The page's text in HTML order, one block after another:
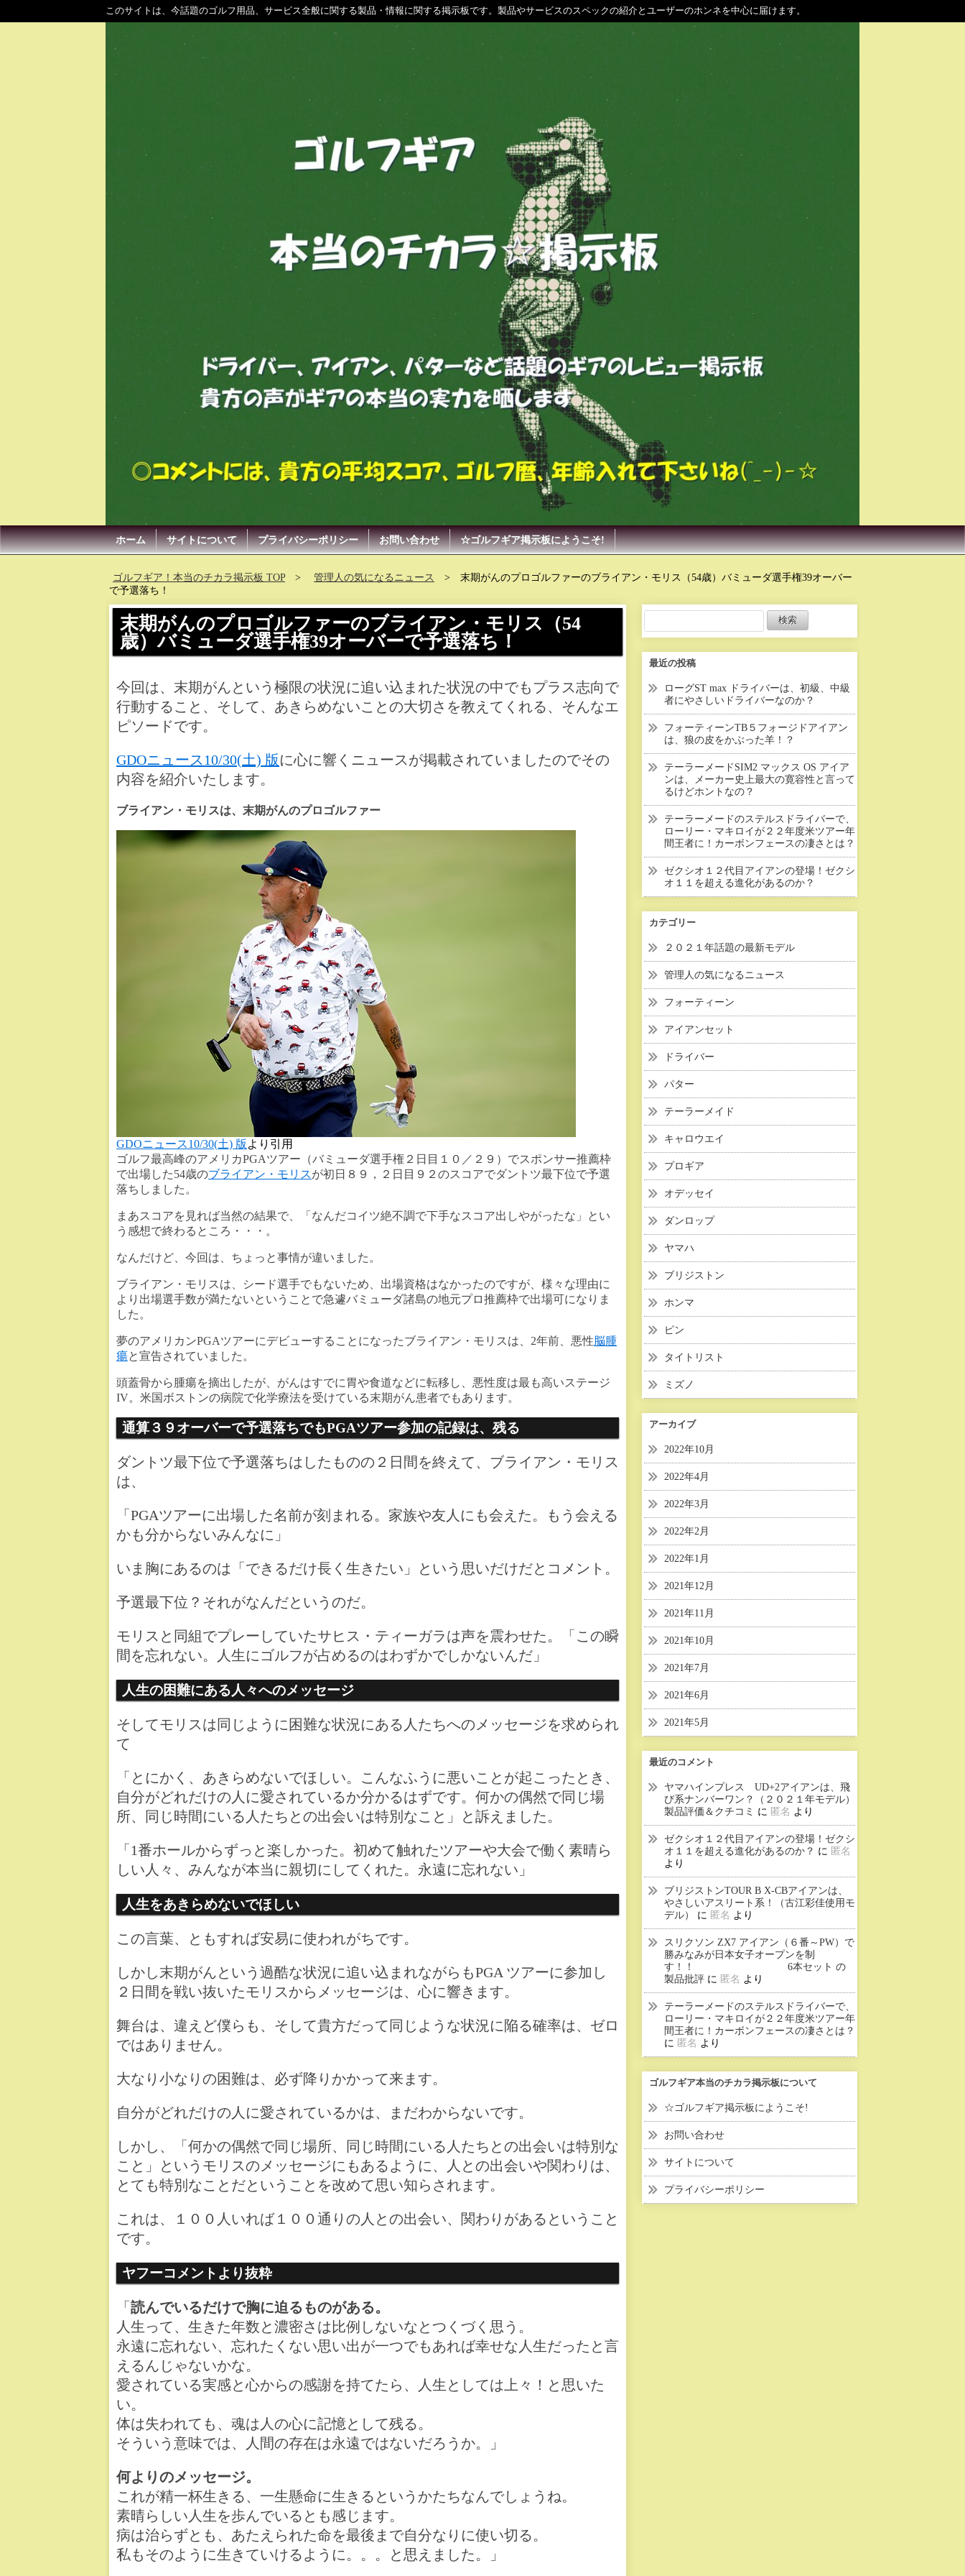
このサイトは、今話題のゴルフ用品、サービス全般に関する製品・情報に関する掲示板です。製品やサービスのスペックの紹介とユーザーのホンネを中心に届けます。
ホーム サイトについて プライバシーポリシー お問い合わせ ☆ゴルフギア掲示板にようこそ!
ゴルフギア！本当のチカラ掲示板 TOP 管理人の気になるニュース
末期がんのプロゴルファーのブライアン・モリス（54歳）バミューダ選手権39オーバー
で予選落ち！
末期がんのプロゴルファーのブライアン・モリス（54
歳）バミューダ選手権39オーバーで予選落ち！
今回は、末期がんという極限の状況に追い込まれた状況の中でもプラス志向で
行動すること、そして、あきらめないことの大切さを教えてくれる、そんなエ
ピソードです。
GDOニュース10/30(土) 版に心に響くニュースが掲載されていましたのでその
内容を紹介いたします。
ブライアン・モリスは、末期がんのプロゴルファー
GDOニュース10/30(土) 版 より引用
ゴルフ最高峰のアメリカPGAツアー（バミューダ選手権２日目１０／２９）でスポンサー推薦枠
で出場した54歳のブライアン・モリスが初日８９，２日目９２のスコアでダントツ最下位で予選
落ちしました。
まあスコアを見れば当然の結果で、「なんだコイツ絶不調で下手なスコア出しやがったな」とい
う感想で終わるところ・・・。
なんだけど、今回は、ちょっと事情が違いました。
ブライアン・モリスは、シード選手でもないため、出場資格はなかったのですが、様々な理由に
より出場選手数が満たないということで急遽バミューダ諸島の地元プロ推薦枠で出場可になりま
した。
夢のアメリカンPGAツアーにデビューすることになったブライアン・モリスは、2年前、悪性 脳腫
瘍と宣告されていました。
頭蓋骨から腫瘍を摘出したが、がんはすでに胃や食道などに転移し、悪性度は最も高いステージ
IV。米国ボストンの病院で化学療法を受けている末期がん患者でもあります。
通算３９オーバーで予選落ちでもPGAツアー参加の記録は、残る
ダントツ最下位で予選落ちはしたものの２日間を終えて、ブライアン・モリス
は、
「PGAツアーに出場した名前が刻まれる。家族や友人にも会えた。もう会える
かも分からないみんなに」
いま胸にあるのは「できるだけ長く生きたい」という思いだけだとコメント。
予選最下位？それがなんだというのだ。
モリスと同組でプレーしていたサヒス・ティーガラは声を震わせた。「この瞬
間を忘れない。人生にゴルフが占めるのはわずかでしかないんだ」
人生の困難にある人々へのメッセージ
そしてモリスは同じように困難な状況にある人たちへのメッセージを求められ
て
「とにかく、あきらめないでほしい。こんなふうに悪いことが起こったとき、
自分がどれだけの人に愛されているか分かるはずです。何かの偶然で同じ場
所、同じ時間にいる人たちとの出会いは特別なこと」と訴えました。
「1番ホールからずっと楽しかった。初めて触れたツアーや大会で働く素晴ら
しい人々、みんなが本当に親切にしてくれた。永遠に忘れない」
人生をあきらめないでほしい
この言葉、ともすれば安易に使われがちです。
しかし末期がんという過酷な状況に追い込まれながらもPGA ツアーに参加し
２日間を戦い抜いたモリスからメッセージは、心に響きます。
舞台は、違えど僕らも、そして貴方だって同じような状況に陥る確率は、ゼロ
ではありません。
大なり小なりの困難は、必ず降りかかって来ます。
自分がどれだけの人に愛されているかは、まだわからないです。
しかし、「何かの偶然で同じ場所、同じ時間にいる人たちとの出会いは特別な
こと」というモリスのメッセージにもあるように、人との出会いや関わりは、
とても特別なことだということを改めて思い知らされます。
これは、１００人いれば１００通りの人との出会い、関わりがあるということ
です。
ヤフーコメントより抜粋
「 読んでいるだけで胸に迫るものがある。
人生って、生きた年数と濃密さは比例しないなとつくづく思う。
永遠に忘れない、忘れたくない思い出が一つでもあれば幸せな人生だったと言
えるんじゃないかな。
愛されている実感と心からの感謝を持てたら、人生としては上々！と思いた
い。
体は失われても、魂は人の心に記憶として残る。
そういう意味では、人間の存在は永遠ではないだろうか。」
何よりのメッセージ。
これが精一杯生きる、一生懸命に生きるというかたちなんでしょうね。
素晴らしい人生を歩んでいるとも感じます。
病は治らずとも、あたえられた命を最後まで自分なりに使い切る。
私もそのように生きていけるように。。。と思えました。」
最近の投稿
ローグST max ドライバーは、初級、中級
者にやさしいドライバーなのか？
フォーティーンTB５フォージドアイアン
は、狼の皮をかぶった羊！？
テーラーメードSIM2 マックス OS アイア
ンは、メーカー史上最大の寛容性と言って
るけどホントなの？
テーラーメードのステルスドライバーで、
ローリー・マキロイが２２年度米ツアー年
間王者に！カーボンフェースの凄さとは？
ゼクシオ１２代目アイアンの登場！ゼクシ
オ１１を超える進化があるのか？
カテゴリー
２０２１年話題の最新モデル
管理人の気になるニュース
フォーティーン
アイアンセット
ドライバー
パター
テーラーメイド
キャロウエイ
プロギア
オデッセイ
ダンロップ
ヤマハ
ブリジストン
ホンマ
ピン
タイトリスト
ミズノ
アーカイブ
2022年10月
2022年4月
2022年3月
2022年2月
2022年1月
2021年12月
2021年11月
2021年10月
2021年7月
2021年6月
2021年5月
最近のコメント
ヤマハインプレス UD+2アイアンは、飛
び系ナンバーワン？（２０２１年モデル）
製品評価＆クチコミ に 匿名 より
ゼクシオ１２代目アイアンの登場！ゼクシ
オ１１を超える進化があるのか？ に 匿名
より
ブリジストンTOUR B X-CBアイアンは、
やさしいアスリート系！（古江彩佳使用モ
デル）
に 匿名 より
スリクソン ZX7 アイアン（６番～PW）で
勝みなみが日本女子オープンを制
す！！ 6本セット の
製品批評 に 匿名 より
テーラーメードのステルスドライバーで、
ローリー・マキロイが２２年度米ツアー年
間王者に！カーボンフェースの凄さとは？
に 匿名 より
ゴルフギア本当のチカラ掲示板について
☆ゴルフギア掲示板にようこそ!
お問い合わせ
サイトについて
プライバシーポリシー